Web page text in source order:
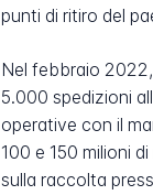
punti di ritiro del
Nel febbraio
5.000 spedizioni
operative con il
100 e 150 milioni
sulla raccolta